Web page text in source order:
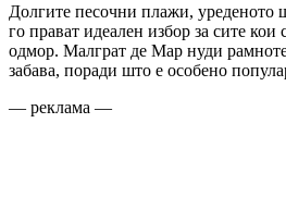
Долгите песочни плажи, уреденото
го прават идеален избор за сите кои
одмор. Малграт де Мар нуди
забава, поради што е особено
— реклама —